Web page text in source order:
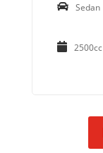
Sedan
2500cc